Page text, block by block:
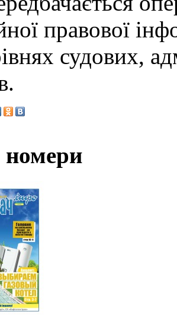
правової
судових,
номери